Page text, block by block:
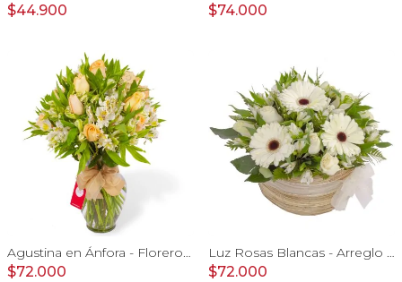
$44.900 $74.000
Agustina en Ánfora - Florero 18 rosas damasco y astromelias
$72.000
Luz Rosas Blancas - Arreglo floral en canasto circular con gerberas blancas, rosas blancas y astromelias blancas
$72.000